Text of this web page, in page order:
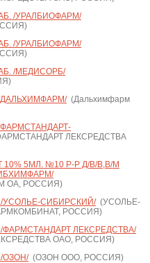
/УРАЛБИОФАРМ/
/УРАЛБИОФАРМ/
/МЕДИСОРБ/
(Дальхимфарм
ЛЕКСРЕДСТВА
5МЛ. №10 Р-Р Д/В/В,В/М
ОА, РОССИЯ)
УСОЛЬЕ-СИБИРСКИЙ/(УСОЛЬЕ-
РОССИЯ)
ФАРМСТАНДАРТ ЛЕКСРЕДСТВА/
ОАО, РОССИЯ)
ОЗОН/(ОЗОН ООО, РОССИЯ)